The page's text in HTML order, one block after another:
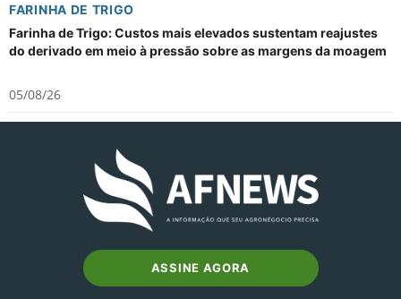
FARINHA DE TRIGO
Farinha de Trigo: Custos mais elevados sustentam reajustes
do derivado em meio à pressão sobre as margens da moagem
05/08/26
ASSINE AGORA